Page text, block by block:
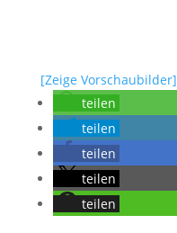
[Zeige Vorschaubilder]
teilen
teilen
teilen
teilen
teilen